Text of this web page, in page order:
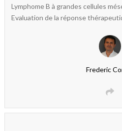
Lymphome B à grandes cellules
Evaluation de la réponse
Frederic